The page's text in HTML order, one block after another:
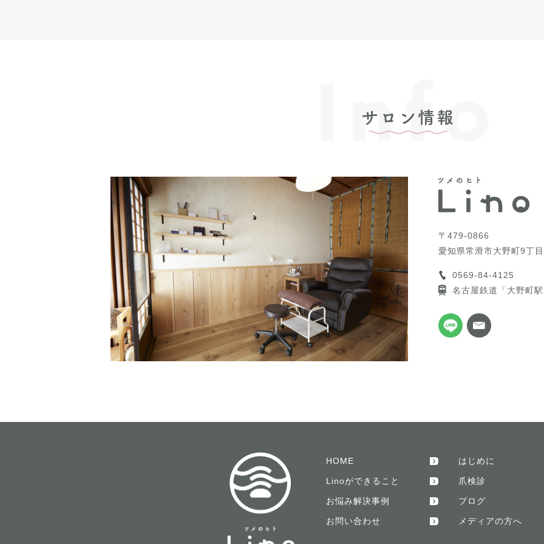
サロン情報
Info
〒479-0866
愛知県常滑市大野町9丁
0569-84-4125
名古屋鉄道「大野町
HOME はじめに
Linoができること 爪検診
お悩み解決事例 ブログ
お問い合わせ メディアの方へ